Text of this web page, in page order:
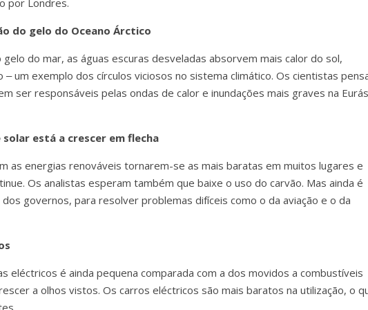
por Londres.
do gelo do Oceano Árctico
do mar, as águas escuras desveladas absorvem mais calor do sol,
‒ um exemplo dos círculos viciosos no sistema climático. Os cientistas
ser responsáveis pelas ondas de calor e inundações mais graves na
está a crescer em flecha
as energias renováveis tornarem-se as mais baratas em muitos lugares e
Os analistas esperam também que baixe o uso do carvão. Mas ainda é
governos, para resolver problemas difíceis como o da aviação e o da
eléctricos é ainda pequena comparada com a dos movidos a combustíveis
a olhos vistos. Os carros eléctricos são mais baratos na utilização, o